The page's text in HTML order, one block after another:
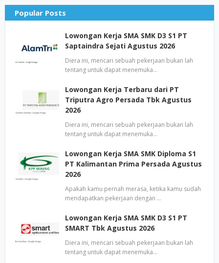
Popular Posts
Lowongan Kerja SMA SMK D3 S1 PT
Saptaindra Sejati Agustus 2026
Diera ini, mencari sebuah pekerjaan bukan lah
tentang untuk dapat menemuka…
Lowongan Kerja Terbaru dari PT
Triputra Agro Persada Tbk Agustus
2026
Diera ini, mencari sebuah pekerjaan bukan lah
tentang untuk dapat menemuka…
Lowongan Kerja SMA SMK Diploma S1
PT Kalimantan Prima Persada Agustus
2026
Apakah kamu pernah merasa, ketika kamu sudah
mendapatkan pekerjaan dengan …
Lowongan Kerja SMA SMK D3 S1 PT
SMART Tbk Agustus 2026
Diera ini, mencari sebuah pekerjaan bukan lah
tentang untuk dapat menemuka…